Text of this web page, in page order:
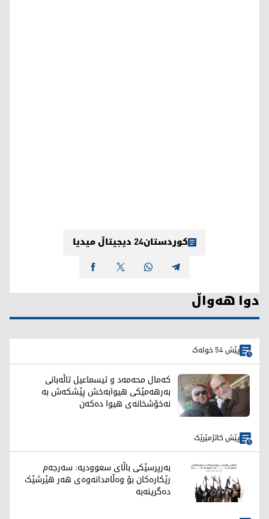
کوردستان24 دیجیتاڵ میدیا
دوا هەواڵ
پێش 54 خولەک
کەمال محەمەد و ئیسماعیل تاڵەبانی
بەرهەمێکی هیوابەخش پێشکەش بە
نەخۆشخانەی هیوا دەکەن
پێش کاتژمێرێک
بەرپرسێکی باڵای سعوودیە: سەرجەم
رێکارەکان بۆ وەڵامدانەوەی هەر هێرشێک
دەگرینەبە